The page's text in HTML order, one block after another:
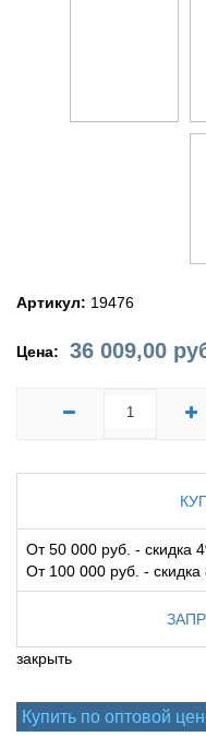
Артикул: 19476
Цена: 36 009,00
От 50 000 руб. - скидка
От 100 000 руб. - скидка
закрыть
Купить по оптовой